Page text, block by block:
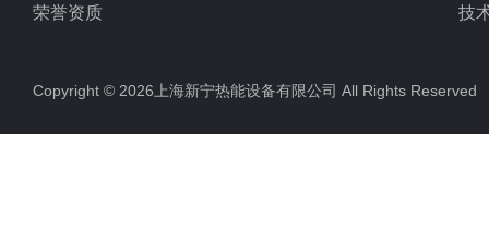
荣誉资质 技
Copyright © 2026上海新宁热能设备有限公司 All Rights